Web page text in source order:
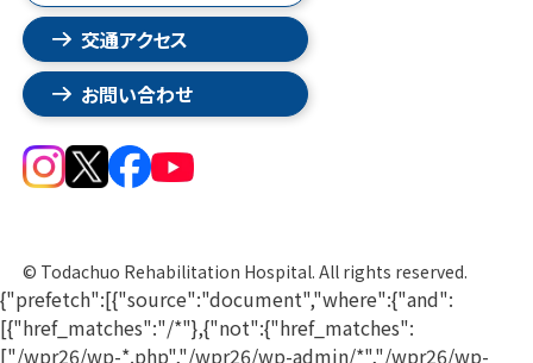
交通アクセス
お問い合わせ
© Todachuo Rehabilitation Hospital. All rights reserved.